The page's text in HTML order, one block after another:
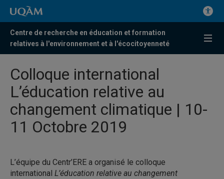
Centre de recherche en éducation et formation
relatives à l'environnement et à l'écocitoyenneté
Colloque international
L’éducation relative au
changement climatique | 10-
11 Octobre 2019
L’équipe du Centr’ERE a organisé le colloque
international L’éducation relative au changement